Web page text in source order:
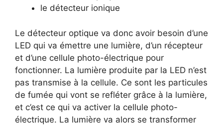
le détecteur ionique
Le détecteur optique va donc avoir besoin d’une
LED qui va émettre une lumière, d’un récepteur
et d’une cellule photo-électrique pour
fonctionner. La lumière produite par la LED n’est
pas transmise à la cellule. Ce sont les particules
de fumée qui vont se refléter grâce à la lumière,
et c’est ce qui va activer la cellule photo-
électrique. La lumière va alors se transformer